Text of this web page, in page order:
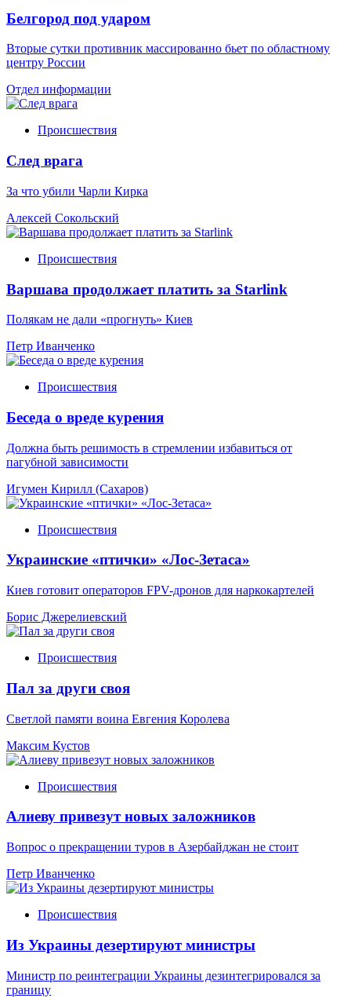
Белгород под ударом
Вторые сутки противник массированно бьет по областному
центру России
Отдел информации
Происшествия
След врага
За что убили Чарли Кирка
Алексей Сокольский
Происшествия
Варшава продолжает платить за Starlink
Полякам не дали «прогнуть» Киев
Петр Иванченко
Происшествия
Беседа о вреде курения
Должна быть решимость в стремлении избавиться от
пагубной зависимости
Игумен Кирилл (Сахаров)
Происшествия
Украинские «птички» «Лос-Зетаса»
Киев готовит операторов FPV-дронов для наркокартелей
Борис Джерелиевский
Происшествия
Пал за други своя
Светлой памяти воина Евгения Королева
Максим Кустов
Происшествия
Алиеву привезут новых заложников
Вопрос о прекращении туров в Азербайджан не стоит
Петр Иванченко
Происшествия
Из Украины дезертируют министры
Министр по реинтеграции Украины дезинтегрировался за
границу